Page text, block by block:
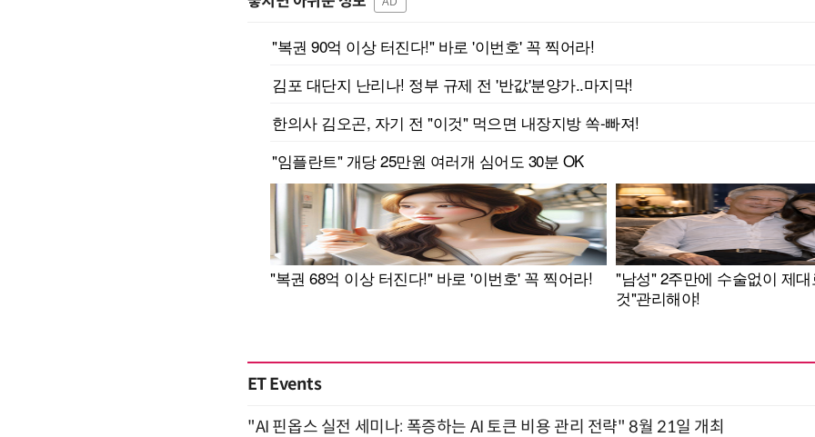
ET Events
"AI 핀옵스 실전 세미나: 폭증하는 AI 토큰 비용 관리 전략" 8월 21일 개최